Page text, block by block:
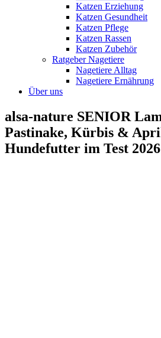
Katzen Erziehung
Katzen Gesundheit
Katzen Pflege
Katzen Rassen
Katzen Zubehör
Ratgeber Nagetiere
Nagetiere Alltag
Nagetiere Ernährung
Über uns
alsa-nature SENIOR
Pastinake, Kürbis &
Hundefutter im Test 2026